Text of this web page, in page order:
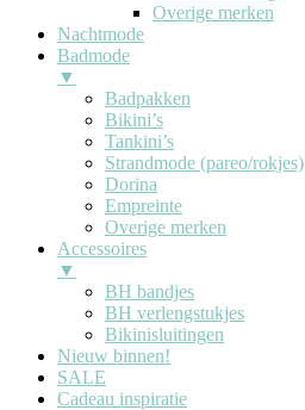
Overige merken
Nachtmode
Badmode
▼
Badpakken
Bikini’s
Tankini’s
Strandmode (pareo/rokjes)
Dorina
Empreinte
Overige merken
Accessoires
▼
BH bandjes
BH verlengstukjes
Bikinisluitingen
Nieuw binnen!
SALE
Cadeau inspiratie